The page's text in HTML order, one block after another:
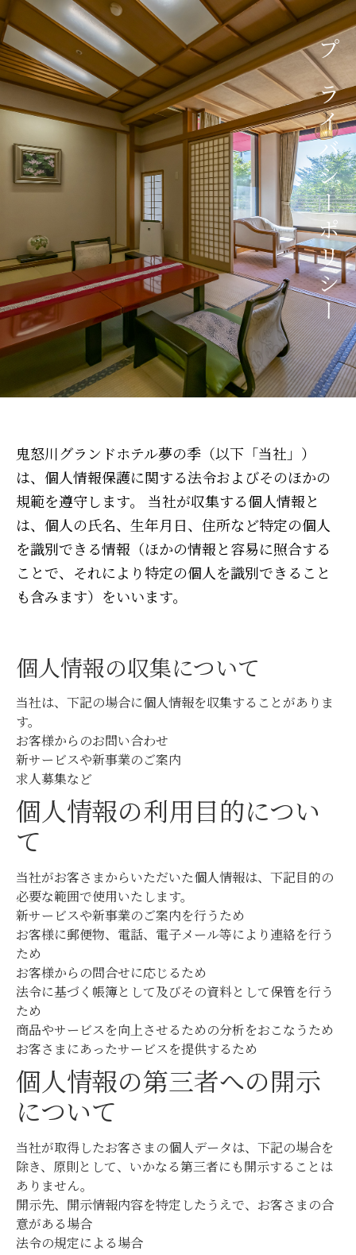
プライバシーポリシー
鬼怒川グランドホテル夢の季（以下「当社」）
は、個人情報保護に関する法令およびそのほかの
規範を遵守します。 当社が収集する個人情報と
は、個人の氏名、生年月日、住所など特定の個人
を識別できる情報（ほかの情報と容易に照合する
ことで、それにより特定の個人を識別できること
も含みます）をいいます。
個人情報の収集について
当社は、下記の場合に個人情報を収集することがありま
す。
お客様からのお問い合わせ
新サービスや新事業のご案内
求人募集など
個人情報の利用目的につい
て
当社がお客さまからいただいた個人情報は、下記目的の
必要な範囲で使用いたします。
新サービスや新事業のご案内を行うため
お客様に郵便物、電話、電子メール等により連絡を行う
ため
お客様からの問合せに応じるため
法令に基づく帳簿として及びその資料として保管を行う
ため
商品やサービスを向上させるための分析をおこなうため
お客さまにあったサービスを提供するため
個人情報の第三者への開示
について
当社が取得したお客さまの個人データは、下記の場合を
除き、原則として、いかなる第三者にも開示することは
ありません。
開示先、開示情報内容を特定したうえで、お客さまの合
意がある場合
法令の規定による場合